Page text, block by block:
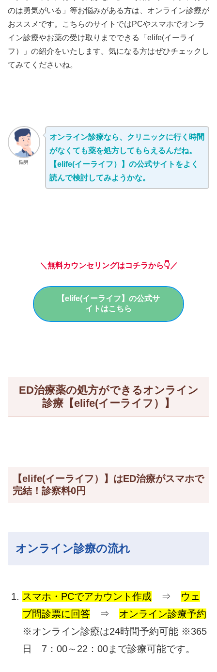
のは勇気がいる」等お悩みがある方は、オンライン診療が
おススメです。こちらのサイトではPCやスマホでオンラ
イン診療やお薬の受け取りまでできる「elife(イーライ
フ）」の紹介をいたします。気になる方はぜひチェックし
てみてくださいね。
悩男
オンライン診療なら、クリニックに行く時間
がなくても薬を処方してもらえるんだね。
【elife(イーライフ）】の公式サイトをよく
読んで検討してみようかな。
＼無料カウンセリングはコチラから👇／
【elife(イーライフ】の公式サ
イトはこちら
ED治療薬の処方ができるオンライン
診療【elife(イーライフ）】
【elife(イーライフ）】はED治療がスマホで
完結！診察料0円
オンライン診療の流れ
スマホ・PCでアカウント作成 ⇒ ウェ
ブ問診票に回答 ⇒ オンライン診療予約
※オンライン診療は24時間予約可能 ※365
日 7：00～22：00まで診療可能です。